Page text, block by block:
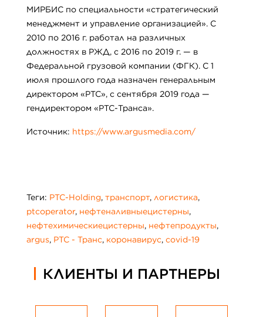
МИРБИС по специальности «стратегический
менеджмент и управление организацией». С
2010 по 2016 г. работал на различных
должностях в РЖД, с 2016 по 2019 г. — в
Федеральной грузовой компании (ФГК). С 1
июля прошлого года назначен генеральным
директором «РТС», с сентября 2019 года —
гендиректором «PTC-Транса».
Источник: https://www.argusmedia.com/
Теги: PTC-Holding, транспорт, логистика,
ptcoperator, нефтеналивныецистерны,
нефтехимическиецистерны, нефтепродукты,
argus, РТС - Транс, коронавирус, covid-19
КЛИЕНТЫ И ПАРТНЕРЫ